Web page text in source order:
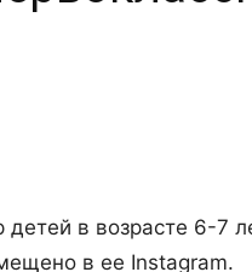
в возрасте 6-7
в ее Instagram.